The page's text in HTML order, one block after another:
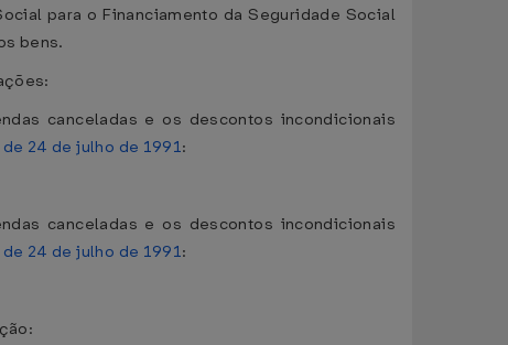
para o Financiamento da Seguridade Social
bens.
canceladas e os descontos incondicionais
de 24 de julho de 1991:
canceladas e os descontos incondicionais
de 24 de julho de 1991: